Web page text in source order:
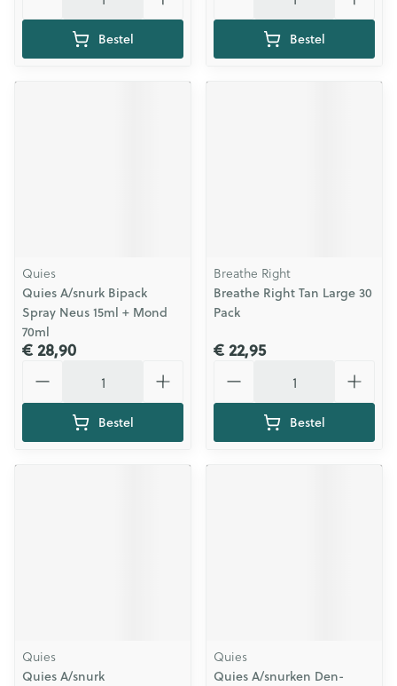
Bestel Bestel
Quies
Quies A/snurk Bipack
Spray Neus 15ml + Mond
70ml
€ 28,90
Bestel
Breathe Right
Breathe Right Tan Large 30
Pack
€ 22,95
Bestel
Quies
Quies A/snurk
Quies
Quies A/snurken Den-